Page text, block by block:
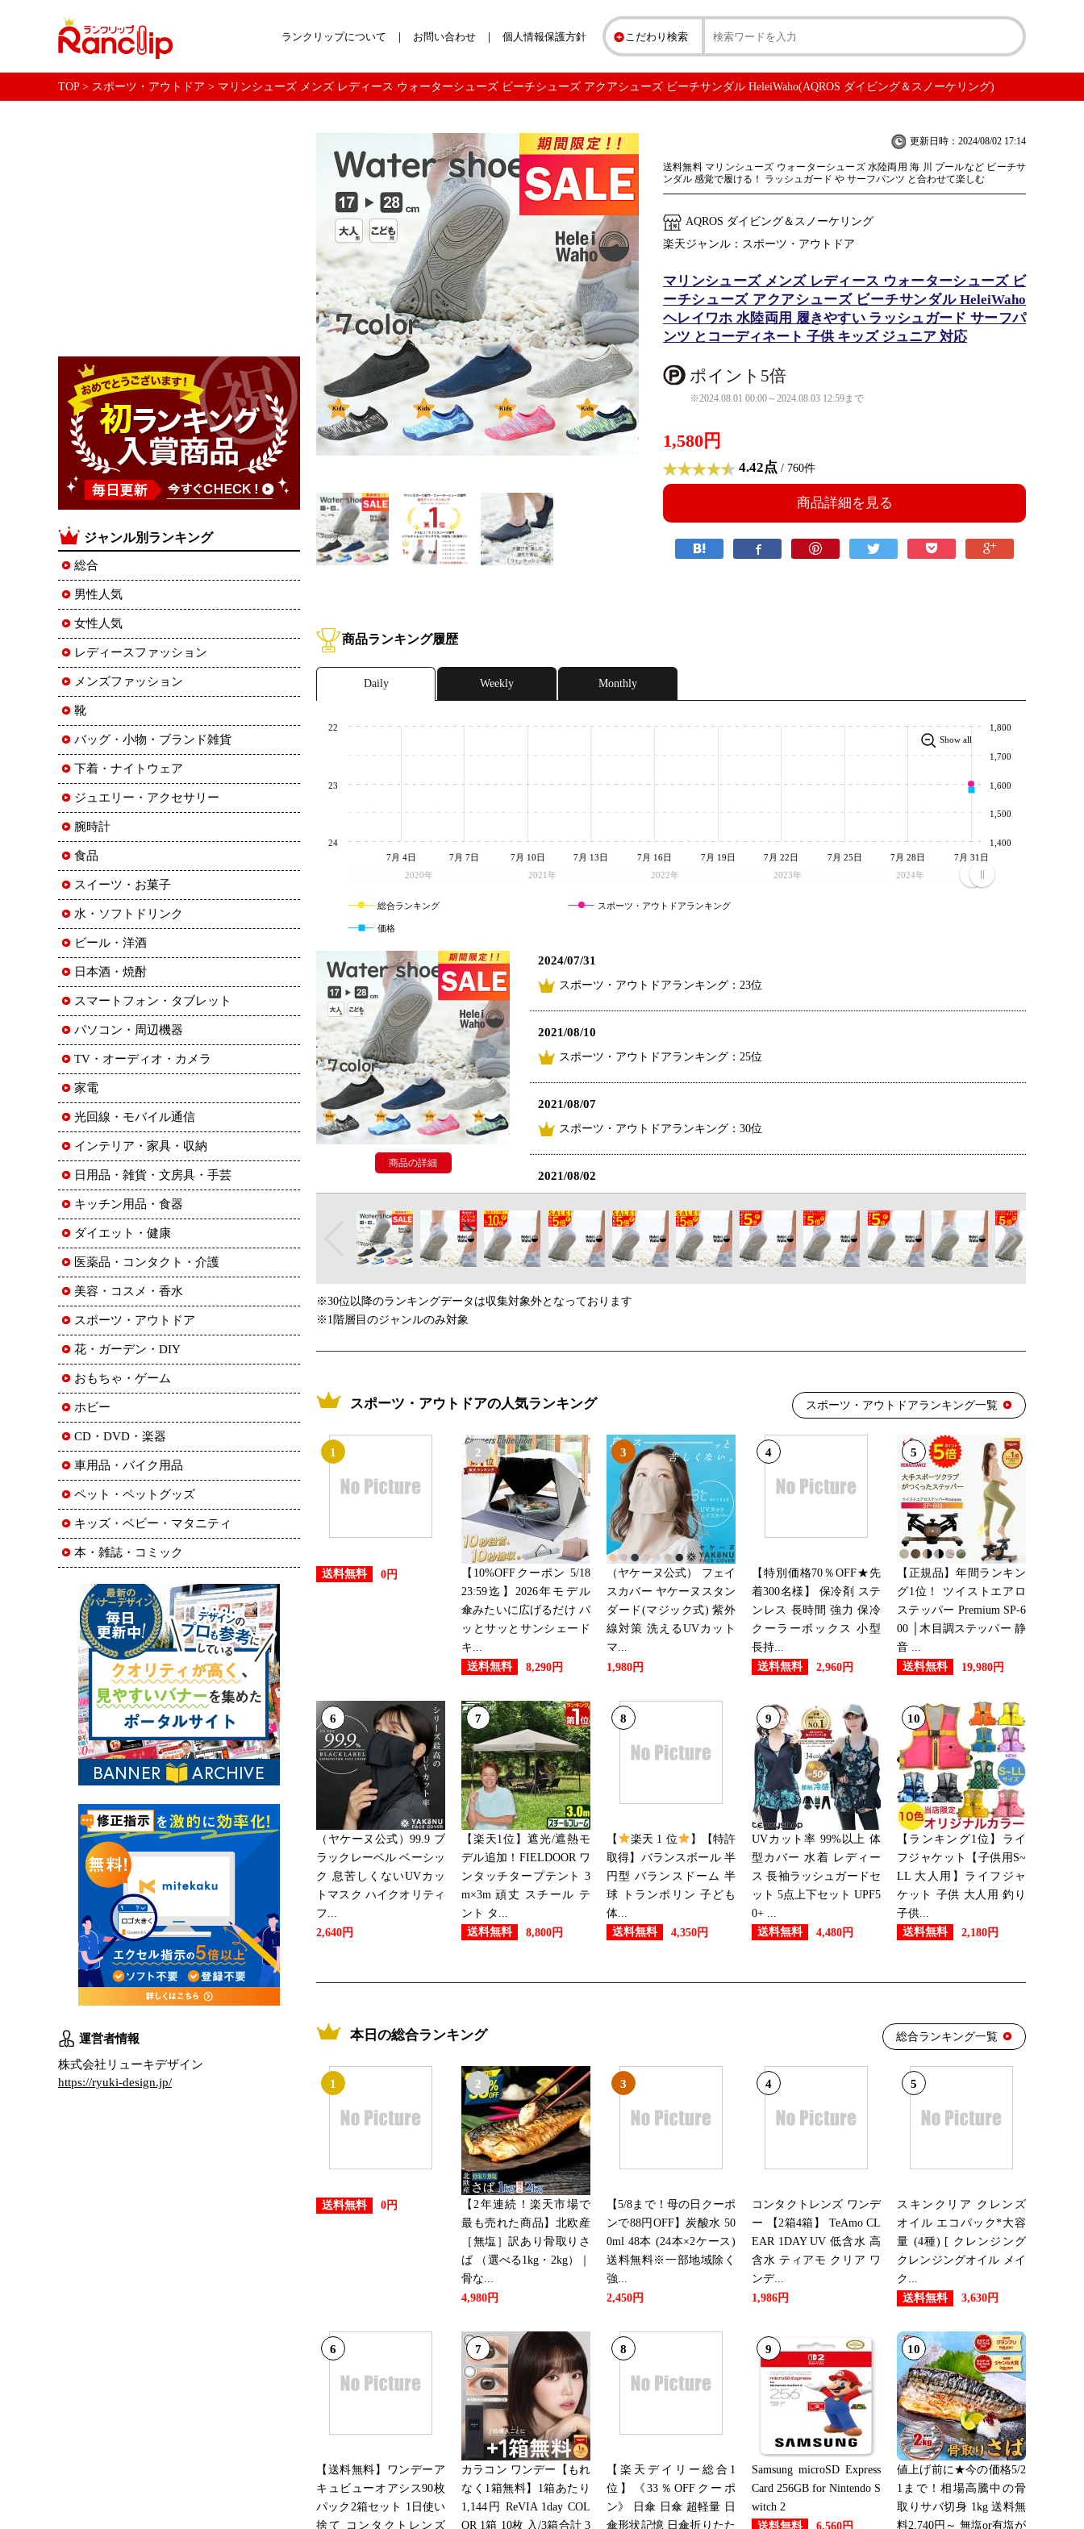
こだわり検索
ランクリップについて お問い合わせ 個人情報保護方針
TOP> スポーツ・アウトドア > マリンシューズ メンズ レディース ウォーターシューズ ビーチシューズ アクアシューズ ビーチサンダル HeleiWaho(AQROS ダイビング＆スノーケリング)
更新日時：2024/08/02 17:14
送料無料 マリンシューズ ウォーターシューズ 水陸両用 海 川 プールなど ビーチサ
ンダル 感覚で履ける！ ラッシュガード や サーフパンツ と合わせて楽しむ
AQROS ダイビング＆スノーケリング
楽天ジャンル：スポーツ・アウトドア
マリンシューズ メンズ レディース ウォーターシューズ ビ
ーチシューズ アクアシューズ ビーチサンダル HeleiWaho
ヘレイワホ 水陸両用 履きやすい ラッシュガード サーフパ
ンツ とコーディネート 子供 キッズ ジュニア 対応
ポイント5倍
※2024.08.01 00:00～2024.08.03 12:59まで
1,580円
4.42点 / 760件
商品詳細を見る
商品ランキング履歴
Daily Weekly Monthly
2020年 2021年 2022年 2023年 2024年
7月 4日 7月 7日 7月 10日 7月 13日 7月 16日 7月 19日 7月 22日 7月 25日 7月 28日 7月 31日
22
23
24 1,400
1,500
1,600
1,700
1,800
Show all
総合ランキング スポーツ・アウトドアランキング
価格
2024/07/31
スポーツ・アウトドアランキング：23位
2021/08/10
スポーツ・アウトドアランキング：25位
2021/08/07
スポーツ・アウトドアランキング：30位
2021/08/02
2021/08/01
2019/09/05
スポーツ・アウトドアランキング：29位
2019/08/19
スポーツ・アウトドアランキング：30位
2019/07/24
スポーツ・アウトドアランキング：16位
スポーツ・アウトドアランキング：20位
2019/07/22
スポーツ・アウトドアランキング：16位
2019/07/21
スポーツ・アウトドアランキング：18位
2019/07/11
スポーツ・アウトドアランキング：21位
2019/07/07
スポーツ・アウトドアランキング：25位
2019/06/24
スポーツ・アウトドアランキング：29位
2019/06/16
スポーツ・アウトドアランキング：9位
スポーツ・アウトドアランキング：29位
2019/06/10
スポーツ・アウトドアランキング：14位
2019/06/09
スポーツ・アウトドアランキング：21位
商品の詳細
※30位以降のランキングデータは収集対象外となっております
※1階層目のジャンルのみ対象
スポーツ・アウトドアの人気ランキング スポーツ・アウトドアランキング一覧
1
送料無料 0円
2
【10%OFFクーポン 5/18
23:59迄】2026年モデル
傘みたいに広げるだけ パ
ッとサッとサンシェード
キ...
送料無料
8,290円
3
（ヤケーヌ公式） フェイ
スカバー ヤケーヌスタン
ダード(マジック式) 紫外
線対策 洗えるUVカット
マ...
1,980円
4
【特別価格70％OFF★先
着300名様】 保冷剤 ステ
ンレス 長時間 強力 保冷
クーラーボックス 小型
長持...
送料無料
2,960円
5
【正規品】年間ランキン
グ1位！ ツイストエアロ
ステッパー Premium SP-6
00 │木目調ステッパー 静
音 ...
送料無料
19,980円
6
（ヤケーヌ公式）99.9 ブ
ラックレーベル ベーシッ
ク 息苦しくないUVカッ
トマスク ハイクオリティ
フ...
2,640円
7
【楽天1位】遮光/遮熱モ
デル追加！FIELDOOR ワ
ンタッチタープテント 3
m×3m 頑丈 スチール テ
ント タ...
送料無料
8,800円
8
【 楽天 1 位
】【特許
取得】バランスボール 半
円型 バランスドーム 半
球 トランポリン 子ども
体...
送料無料
4,350円
9
UVカット率 99%以上 体
型カバー 水着 レディー
ス 長袖ラッシュガードセ
ット 5点上下セット UPF5
0+ ...
送料無料
4,480円
10
【ランキング1位】ライ
フジャケット【子供用S~
LL 大人用】ライフジャ
ケット 子供 大人用 釣り
子供...
送料無料
2,180円
本日の総合ランキング 総合ランキング一覧
1
送料無料 0円
2
【2年連続！楽天市場で
最も売れた商品】北欧産
［無塩］訳あり骨取りさ
ば （選べる1kg・2kg）｜
骨な...
4,980円
3
【5/8まで！母の日クーポ
ンで88円OFF】炭酸水 50
0ml 48本 (24本×2ケース)
送料無料※一部地域除く
強...
2,450円
4
コンタクトレンズ ワンデ
ー 【2箱4箱】 TeAmo CL
EAR 1DAY UV 低含水 高
含水 ティアモ クリア ワ
ンデ...
1,986円
5
スキンクリア クレンズ
オイル エコパック*大容
量 (4種) [ クレンジング
クレンジングオイル メイ
ク...
送料無料
3,630円
6
【送料無料】ワンデーア
キュビューオアシス90枚
パック2箱セット 1日使い
捨て コンタクトレンズ
7
カラコン ワンデー【もれ
なく1箱無料】1箱あたり
1,144円 ReVIA 1day COL
OR 1箱 10枚 入/3箱合計 3
8
【楽天デイリー総合1
位】《33％OFFクーポ
ン》 日傘 日傘 超軽量 日
傘形状記憶 日傘折りたた
9
Samsung microSD Express
Card 256GB for Nintendo S
witch 2
送料無料
6,560円
10
値上げ前に★今の価格5/2
1まで！相場高騰中の骨
取りサバ切身 1kg 送料無
料2,740円～ 無塩or有塩が
ジャンル別ランキング
総合
男性人気
女性人気
レディースファッション
メンズファッション
靴
バッグ・小物・ブランド雑貨
下着・ナイトウェア
ジュエリー・アクセサリー
腕時計
食品
スイーツ・お菓子
水・ソフトドリンク
ビール・洋酒
日本酒・焼酎
スマートフォン・タブレット
パソコン・周辺機器
TV・オーディオ・カメラ
家電
光回線・モバイル通信
インテリア・家具・収納
日用品・雑貨・文房具・手芸
キッチン用品・食器
ダイエット・健康
医薬品・コンタクト・介護
美容・コスメ・香水
スポーツ・アウトドア
花・ガーデン・DIY
おもちゃ・ゲーム
ホビー
CD・DVD・楽器
車用品・バイク用品
ペット・ペットグッズ
キッズ・ベビー・マタニティ
本・雑誌・コミック
運営者情報
株式会社リューキデザイン
https://ryuki-design.jp/